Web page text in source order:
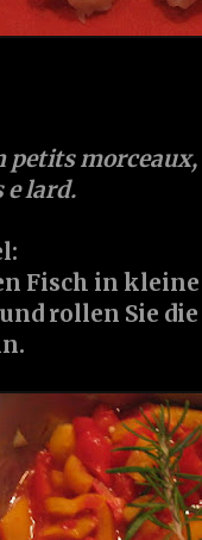
petits
e lard.
Fisch in
rollen Sie